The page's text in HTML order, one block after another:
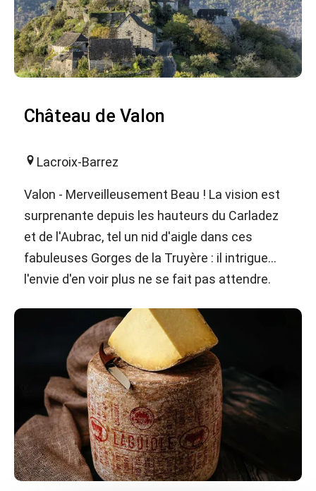
Château de Valon
Lacroix-Barrez
Valon - Merveilleusement Beau ! La vision est
surprenante depuis les hauteurs du Carladez
et de l'Aubrac, tel un nid d'aigle dans ces
fabuleuses Gorges de la Truyère : il intrigue...
l'envie d'en voir plus ne se fait pas attendre.